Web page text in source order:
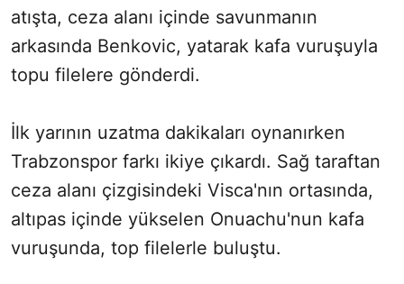
atışta, ceza alanı içinde savunmanın
arkasında Benkovic, yatarak kafa vuruşuyla
topu filelere gönderdi.
İlk yarının uzatma dakikaları oynanırken
Trabzonspor farkı ikiye çıkardı. Sağ taraftan
ceza alanı çizgisindeki Visca'nın ortasında,
altıpas içinde yükselen Onuachu'nun kafa
vuruşunda, top filelerle buluştu.